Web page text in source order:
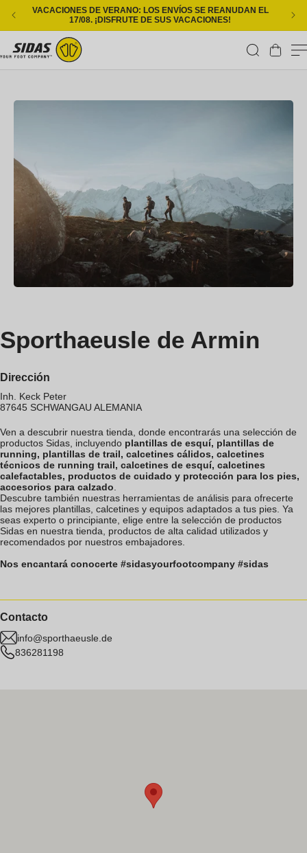
Ir directamente al contenido
VACACIONES DE VERANO: LOS ENVÍOS SE REANUDAN EL
17/08. ¡DISFRUTE DE SUS VACACIONES!
Carrito
Sporthaeusle de Armin
Dirección
Inh. Keck Peter
87645 SCHWANGAU ALEMANIA
Ven a descubrir nuestra tienda, donde encontrarás una selección de
productos Sidas, incluyendo plantillas de esquí, plantillas de
running, plantillas de trail, calcetines cálidos, calcetines
técnicos de running trail, calcetines de esquí, calcetines
calefactables, productos de cuidado y protección para los pies,
accesorios para calzado.
Descubre también nuestras herramientas de análisis para ofrecerte
las mejores plantillas, calcetines y equipos adaptados a tus pies. Ya
seas experto o principiante, elige entre la selección de productos
Sidas en nuestra tienda, productos de alta calidad utilizados y
recomendados por nuestros embajadores.
Nos encantará conocerte #sidasyourfootcompany #sidas
Contacto
info@sporthaeusle.de
836281198